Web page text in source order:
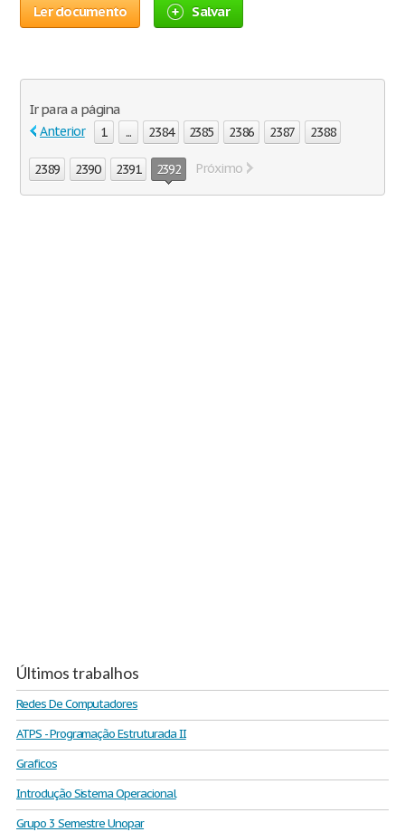
Ler documento Salvar
Ir para a página
Anterior 1 ... 2384 2385 2386 2387 2388
2389 2390 2391 2392 Próximo
Últimos trabalhos
Redes De Computadores
ATPS - Programação Estruturada II
Graficos
Introdução Sistema Operacional
Grupo 3 Semestre Unopar